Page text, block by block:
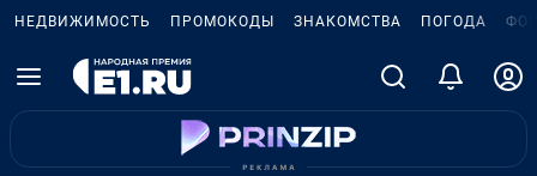
НЕДВИЖИМОСТЬ ПРОМОКОДЫ ЗНАКОМСТВА ПОГОДА